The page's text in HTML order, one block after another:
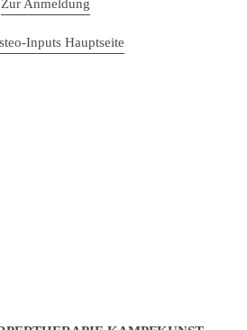
Zur Anmeldung
Inputs Hauptseite